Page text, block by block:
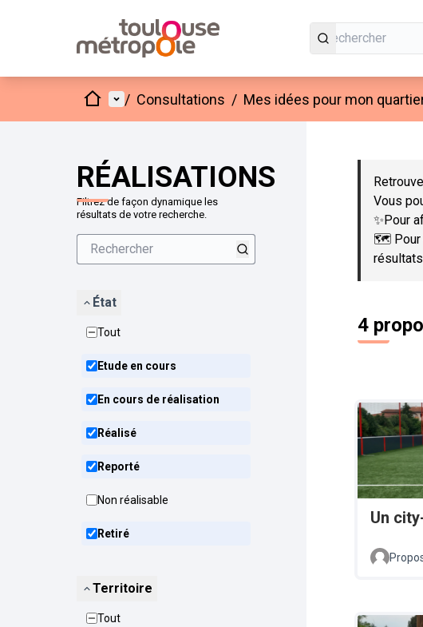
AccueilMenu principal
/ Consultations / Mes idées pour mon
RÉALISATIONS
Filtrez de façon dynamique les
résultats de votre recherche.
État
Tout
Etude en cours
En cours de réalisation
Réalisé
Reporté
Non réalisable
Retiré
Territoire
Tout
Passer la carte
Vous
✨Pour
🗺️ Pour
4
Un